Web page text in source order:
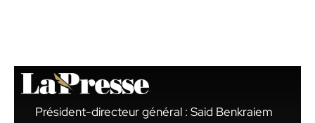
Président-directeur général : Said Benkraiem